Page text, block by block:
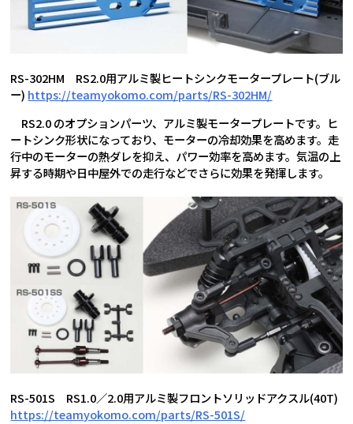
RS-302HM RS2.0用アルミ製ヒートシンクモータープレート(ブル
ー) https://teamyokomo.com/parts/RS-302HM/
RS2.0 のオプションパーツ、アルミ製モータープレートです。ヒ
ートシンク形状になっており、モーターの冷却効果を高めます。走
行中のモーターの熱ダレを抑え、パワー効率を高めます。気温の上
昇する時期や日中屋外での走行などでさらに効果を発揮します。
RS-501S RS1.0／2.0用アルミ製フロントソリッドアクスル(40T)
https://teamyokomo.com/parts/RS-501S/